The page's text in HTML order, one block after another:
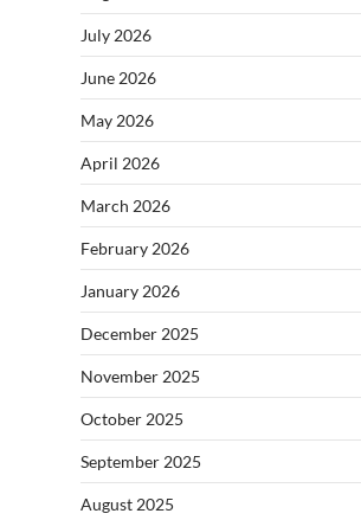
July 2026
June 2026
May 2026
April 2026
March 2026
February 2026
January 2026
December 2025
November 2025
October 2025
September 2025
August 2025